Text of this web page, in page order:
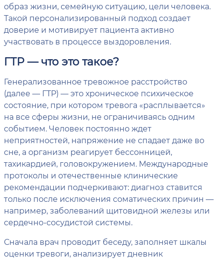
образ жизни, семейную ситуацию, цели человека.
Такой персонализированный подход создает
доверие и мотивирует пациента активно
участвовать в процессе выздоровления.
ГТР — что это такое?
Генерализованное тревожное расстройство
(далее — ГТР) — это хроническое психическое
состояние, при котором тревога «расплывается»
на все сферы жизни, не ограничиваясь одним
событием. Человек постоянно ждет
неприятностей, напряжение не спадает даже во
сне, а организм реагирует бессонницей,
тахикардией, головокружением. Международные
протоколы и отечественные клинические
рекомендации подчеркивают: диагноз ставится
только после исключения соматических причин —
например, заболеваний щитовидной железы или
сердечно-сосудистой системы.
Сначала врач проводит беседу, заполняет шкалы
оценки тревоги, анализирует дневник